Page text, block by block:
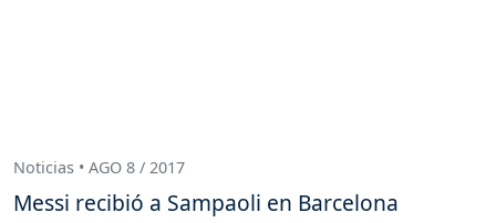
Noticias • AGO 8 / 2017
Messi recibió a Sampaoli en Barcelona